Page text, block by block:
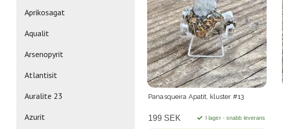
Aprikosagat
Aqualit
Arsenopyrit
Atlantisit
Auralite 23
Azurit
Panasqueira Apatit, kluster #13
199 SEK I lager - snabb leverans